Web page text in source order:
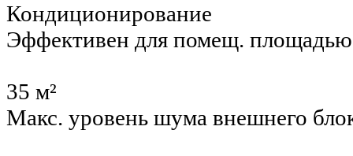
Кондиционирование
Эффективен для помещ.
35 м²
Макс. уровень шума внешнего